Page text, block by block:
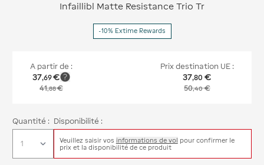
Infaillibl Matte Resistance Trio Tr
-10% Extime Rewards
A partir de :
37,69€
41,88€
Prix destination UE :
37,80 €
50,40€
Quantité : Disponibilité :
Veuillez saisir vos informations de vol pour confirmer le
prix et la disponibilité de ce produit